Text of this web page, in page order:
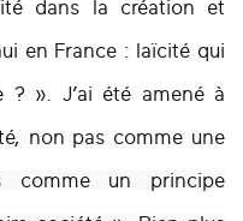
dans la création et
en France : laïcité qui
? ». J’ai été amené à
non pas comme une
comme un principe